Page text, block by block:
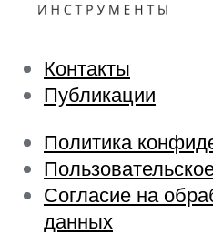
Контакты
Публикации
Политика
Согласие на
данных